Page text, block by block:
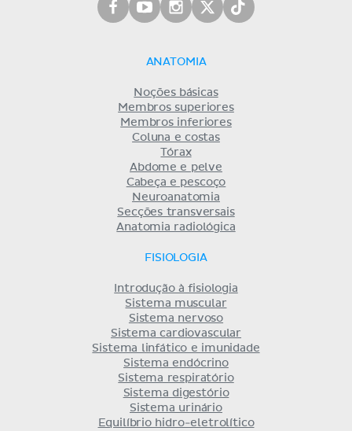
ANATOMIA
Noções básicas
Membros superiores
Membros inferiores
Coluna e costas
Tórax
Abdome e pelve
Cabeça e pescoço
Neuroanatomia
Secções transversais
Anatomia radiológica
FISIOLOGIA
Introdução à fisiologia
Sistema muscular
Sistema nervoso
Sistema cardiovascular
Sistema linfático e imunidade
Sistema endócrino
Sistema respiratório
Sistema digestório
Sistema urinário
Equilíbrio hidro-eletrolítico